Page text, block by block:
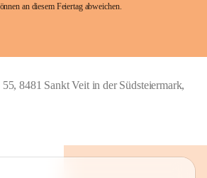
an diesem Feiertag abweichen.
8481 Sankt Veit in der Südsteiermark,